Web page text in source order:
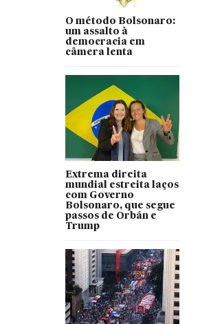
O método Bolsonaro:
um assalto à
democracia em
câmera lenta
Extrema direita
mundial estreita laços
com Governo
Bolsonaro, que segue
passos de Orbán e
Trump